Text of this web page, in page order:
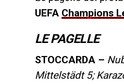
UEFA Champions
LE PAGELLE
STOCCARDA –
Mittelstädt 5;